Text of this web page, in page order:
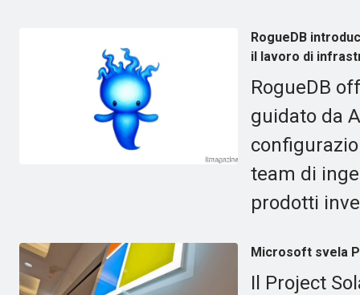
RogueDB
il lavoro di
RogueDB
guidato da
team di
prodotti
Microsoft svela
Il Project